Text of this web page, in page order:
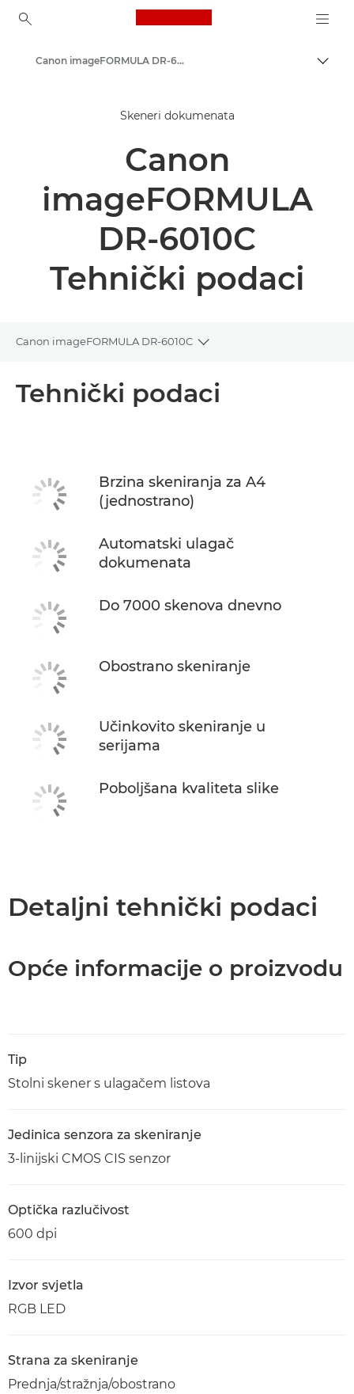
Canon Logo, back to
Skeneri dokumenata
Canon imageFORMULA DR-6010C - Skeneri dokumenata
Skeneri dokumenata
Canon
imageFORMULA
DR-6010C
Tehnički podaci
Canon imageFORMULA DR-6010C
Toggle breadcrumbs
Tehnički podaci
Brzina skeniranja za A4
(jednostrano)
Automatski ulagač
dokumenata
Do 7000 skenova dnevno
Obostrano skeniranje
Učinkovito skeniranje u
serijama
Poboljšana kvaliteta slike
Detaljni tehnički podaci
Opće informacije o proizvodu
Tip
Stolni skener s ulagačem listova
Jedinica senzora za skeniranje
3-linijski CMOS CIS senzor
Optička razlučivost
600 dpi
Izvor svjetla
RGB LED
Strana za skeniranje
Prednja/stražnja/obostrano